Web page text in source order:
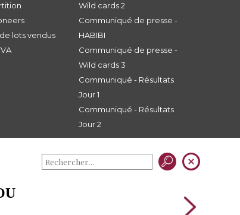
lots vendus
Wild cards 2
Communiqué de presse -
HABIBI
Communiqué de presse -
Wild cards 3
Communiqué - Résultats
Jour 1
Communiqué - Résultats
Jour 2